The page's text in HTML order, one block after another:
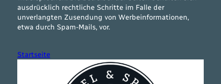
ausdrücklich rechtliche Schritte im Falle der
unverlangten Zusendung von Werbeinformationen,
etwa durch Spam-Mails, vor.
Startseite